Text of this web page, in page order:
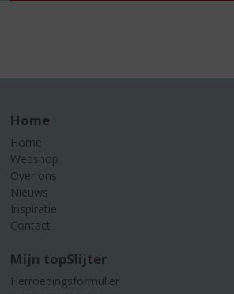
Home
Home
Webshop
Over ons
Nieuws
Inspiratie
Contact
Mijn topSlijter
Herroepingsformulier